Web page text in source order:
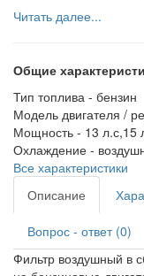
Читать далее...
Общие
Тип топлива - бензин
Модель двигателя /
Мощность - 13 л.с,15
Охлаждение -
Все характеристики
Описание
Вопрос - ответ (0)
Фильтр воздушный в